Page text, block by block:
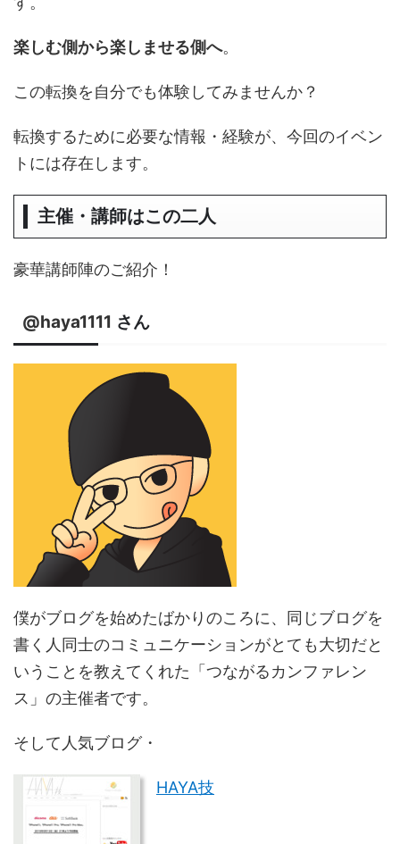
楽しむ側から楽しませる側へ。
この転換を自分でも体験してみませんか？
転換するために必要な情報・経験が、今回のイベン
トには存在します。
主催・講師はこの二人
豪華講師陣のご紹介！
@haya1111 さん
僕がブログを始めたばかりのころに、同じブログを
書く人同士のコミュニケーションがとても大切だと
いうことを教えてくれた「つながるカンファレン
ス」の主催者です。
そして人気ブログ・
HAYA技